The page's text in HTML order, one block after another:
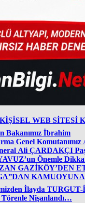
WEB SİTESİ
Bakanımız İbrahim
Genel Komutanımız
Ali ÇARDAKÇI
Önemle
GAZİKÖY’DEN
İlayda
Nişanlandı…